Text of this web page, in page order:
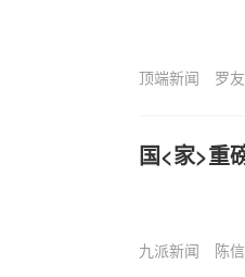
顶端新闻 罗
国<家>重
九派新闻 陈